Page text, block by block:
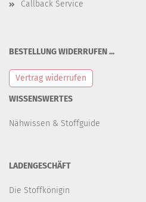
Callback Service
BESTELLUNG WIDERRUFEN ...
Vertrag widerrufen
WISSENSWERTES
Nähwissen & Stoffguide
LADENGESCHÄFT
Die Stoffkönigin